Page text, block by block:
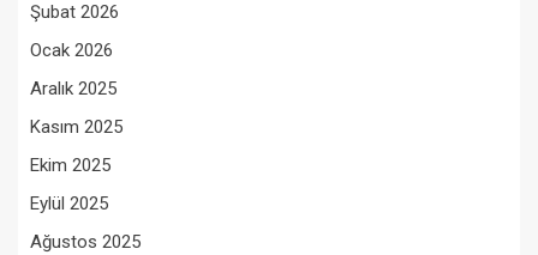
Şubat 2026
Ocak 2026
Aralık 2025
Kasım 2025
Ekim 2025
Eylül 2025
Ağustos 2025